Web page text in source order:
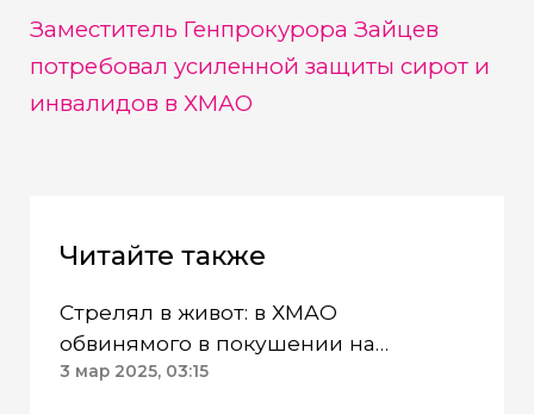
Заместитель Генпрокурора Зайцев
потребовал усиленной защиты сирот и
инвалидов в ХМАО
Читайте также
Стрелял в живот: в ХМАО
обвинямого в покушении на
убийство оставили под стражей на 2
3 мар 2025, 03:15